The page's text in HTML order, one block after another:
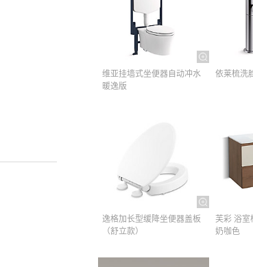
维亚挂墙式坐便器自动冲水
暖逸版
依莱梳洗
逸格加长型缓降坐便器盖板
（舒立款）
芙彩 浴室
奶咖色